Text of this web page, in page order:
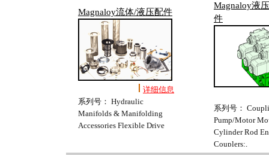
Magnaloy流体/液压配件
详细信息
系列号： Hydraulic
Manifolds & Manifolding
Accessories Flexible Drive
Magnaloy液
件
系列号：
Pump/Motor
Cylinder Rod
Couplers:,